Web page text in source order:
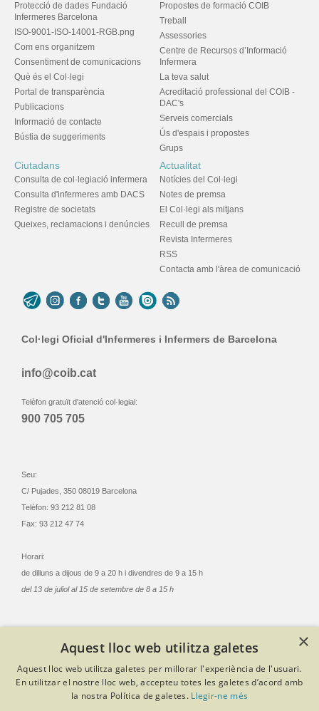
Protecció de dades Fundació
Infermeres Barcelona
ISO-9001-ISO-14001-RGB.png
Com ens organitzem
Consentiment de comunicacions
Què és el Col·legi
Portal de transparència
Publicacions
Informació de contacte
Bústia de suggeriments
Propostes de formació COIB
Treball
Assessories
Centre de Recursos d’Informació
Infermera
La teva salut
Acreditació professional del COIB -
DAC's
Serveis comercials
Ús d'espais i propostes
Grups
Ciutadans
Consulta de col·legiació infermera
Consulta d'infermeres amb DACS
Registre de societats
Queixes, reclamacions i denúncies
Actualitat
Notícies del Col·legi
Notes de premsa
El Col·legi als mitjans
Recull de premsa
Revista Infermeres
RSS
Contacta amb l'àrea de comunicació
Col·legi Oficial d'Infermeres i Infermers de Barcelona
info@coib.cat
Telèfon gratuït d'atenció col·legial:
900 705 705
Seu:
C/ Pujades, 350 08019 Barcelona
Telèfon: 93 212 81 08
Fax: 93 212 47 74
Horari:
de dilluns a dijous de 9 a 20 h i divendres de 9 a 15 h
del 13 de juliol al 15 de setembre de 8 a 15 h
© Col·legi Oficial Infermeres i Infermers de Barcelona
Criteris de privacitat
Política de cookies
Avís legal
Política de protecció de dades
Política de qualitat
Desenvolupat amb Softeng Portal Builder
×
Aquest lloc web utilitza galetes
Aquest lloc web utilitza galetes per millorar l'experiència de l'usuari.
En utilitzar el nostre lloc web, accepteu totes les galetes d’acord amb
la nostra Política de galetes. Llegir-ne més